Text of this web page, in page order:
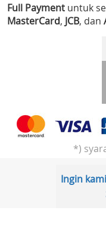
Full Payment untuk
MasterCard, JCB, dan
*)
Ingin